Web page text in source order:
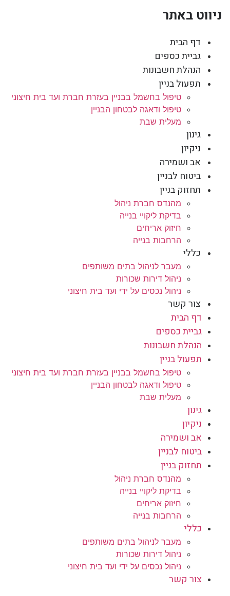
ניווט באתר
דף הבית
גביית כספים
הנהלת חשבונות
תפעול בניין
טיפול בחשמל בבניין בעזרת חברת ועד בית חיצוני
טיפול ודאגה לבטחון הבניין
מעלית שבת
גינון
ניקיון
אב ושמירה
ביטוח לבניין
תחזוק בניין
מהנדס חברת ניהול
בדיקת ליקויי בנייה
חיזוק אריחים
הרחבות בנייה
כללי
מעבר לניהול בתים משותפים
ניהול דירות שכורות
ניהול נכסים על ידי ועד בית חיצוני
צור קשר
דף הבית
גביית כספים
הנהלת חשבונות
תפעול בניין
טיפול בחשמל בבניין בעזרת חברת ועד בית חיצוני
טיפול ודאגה לבטחון הבניין
מעלית שבת
גינון
ניקיון
אב ושמירה
ביטוח לבניין
תחזוק בניין
מהנדס חברת ניהול
בדיקת ליקויי בנייה
חיזוק אריחים
הרחבות בנייה
כללי
מעבר לניהול בתים משותפים
ניהול דירות שכורות
ניהול נכסים על ידי ועד בית חיצוני
צור קשר